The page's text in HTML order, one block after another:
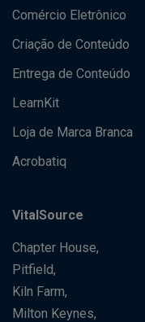
Comércio Eletrônico
Criação de Conteúdo
Entrega de Conteúdo
LearnKit
Loja de Marca Branca
Acrobatiq
VitalSource
Chapter House,
Pitfield,
Kiln Farm,
Milton Keynes,